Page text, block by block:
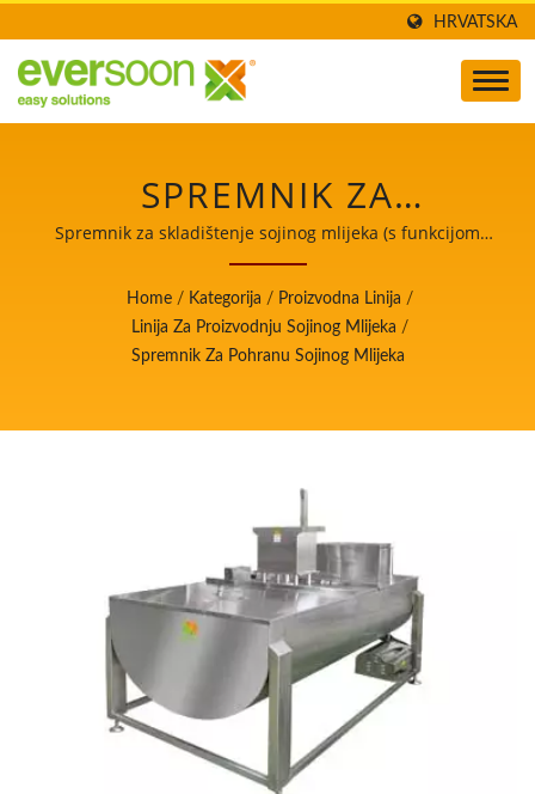
HRVATSKA
SPREMNIK ZA
SKLADIŠTENJE SOJINOG
MLIJEKA JE JEDNA OD
MAŠINA U LINIJI ZA
MLIJEKA. / VODITELJ
AUTOMATSKIH
STROJEVA ZA
PROIZVODNJU TOFUA I
SOJINOG MLIJEKA S
NAJVIŠIM PRIORITETOM
NA SIGURNOSTI
HRANE.
Spremnik za skladištenje sojinog mlijeka (s funkcijom
miješanja) / Voditelj automatskih strojeva za
proizvodnju tofua i sojinog mlijeka s najvišim
prioritetom na sigurnosti hrane.
Home / Kategorija / Proizvodna Linija /
Linija Za Proizvodnju Sojinog Mlijeka /
Spremnik Za Pohranu Sojinog Mlijeka